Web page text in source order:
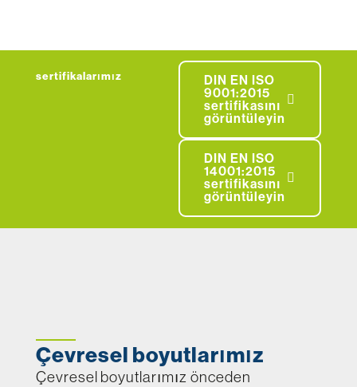
sertifikalarımız
DIN EN ISO
9001:2015
sertifikasını
görüntüleyin
DIN EN ISO
14001:2015
sertifikasını
görüntüleyin
Çevresel boyutlarımız
Çevresel boyutlarımız önceden